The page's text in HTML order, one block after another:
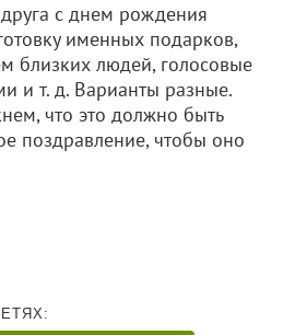
с днем рождения
именных подарков,
близких людей, голосовые
и т. д. Варианты разные.
что это должно быть
поздравление, чтобы оно